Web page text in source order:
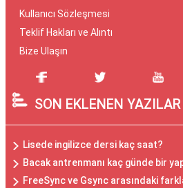
Kullanıcı Sözleşmesi
Teklif Hakları ve Alıntı
Bize Ulaşın
SON EKLENEN YAZILAR
Lisede ingilizce dersi kaç saat?
Bacak antrenmanı kaç günde bir
FreeSync ve Gsync arasındaki